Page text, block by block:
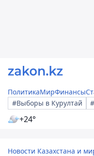
ПолитикаМирФинансы
#Выборы в Курултай
+24°
Новости Казахстана и